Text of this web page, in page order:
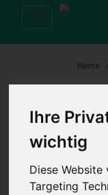
Ihre
wichtig
Diese
Targeting
Toggle
navigation
Home
KATEGORIE
Aktoren